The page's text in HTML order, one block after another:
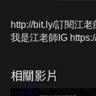
http://bit.ly/訂閱江老
我是江老師IG
我是江老師LINE
我是江老師 Tiktok
相關影片